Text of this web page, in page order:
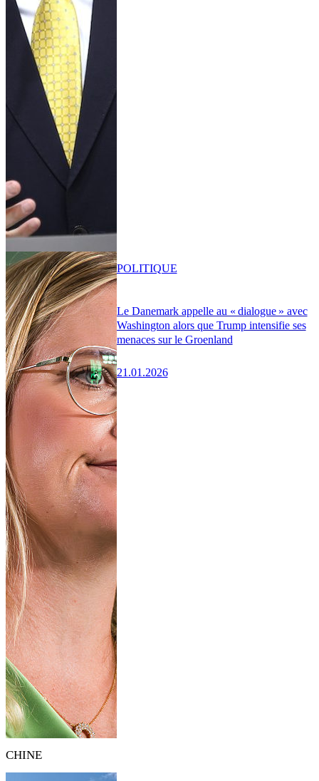
Le Danemark appelle au « dialogue » avec
Washington alors que Trump intensifie ses
menaces sur le Groenland
21.01.2026
POLITIQUE
CHINE